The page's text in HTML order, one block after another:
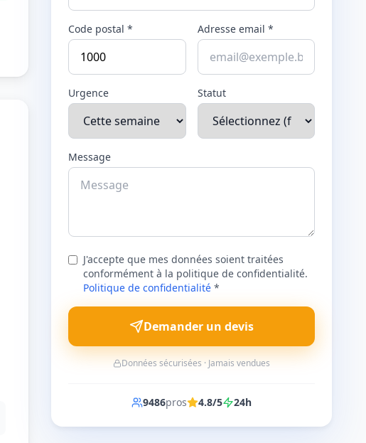
Code postal * Adresse email *
Urgence Statut
Message
J'accepte que mes données soient traitées
conformément à la politique de confidentialité.
Politique de confidentialité *
Demander un devis
Données sécurisées · Jamais vendues
9486pros 4.8/5 24h